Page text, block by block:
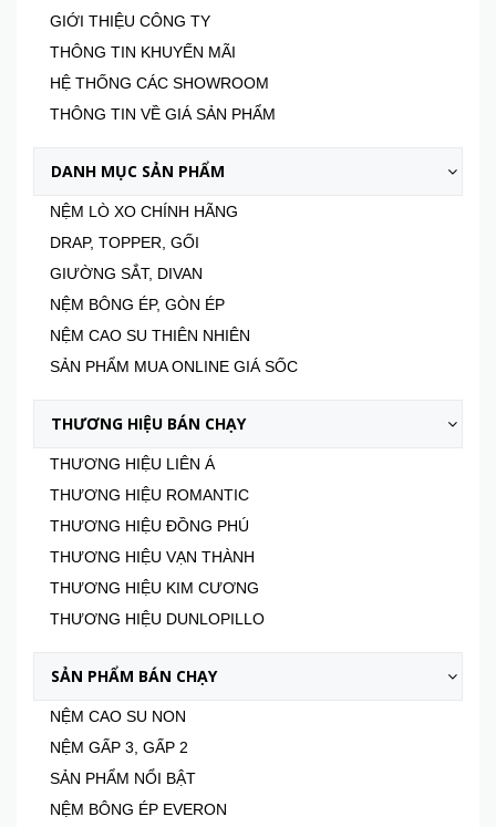
GIỚI THIỆU CÔNG TY
THÔNG TIN KHUYẾN MÃI
HỆ THỐNG CÁC SHOWROOM
THÔNG TIN VỀ GIÁ SẢN PHẨM
DANH MỤC SẢN PHẨM
NỆM LÒ XO CHÍNH HÃNG
DRAP, TOPPER, GỐI
GIƯỜNG SẮT, DIVAN
NỆM BÔNG ÉP, GÒN ÉP
NỆM CAO SU THIÊN NHIÊN
SẢN PHẨM MUA ONLINE GIÁ SỐC
THƯƠNG HIỆU BÁN CHẠY
THƯƠNG HIỆU LIÊN Á
THƯƠNG HIỆU ROMANTIC
THƯƠNG HIỆU ĐỒNG PHÚ
THƯƠNG HIỆU VẠN THÀNH
THƯƠNG HIỆU KIM CƯƠNG
THƯƠNG HIỆU DUNLOPILLO
SẢN PHẨM BÁN CHẠY
NỆM CAO SU NON
NỆM GẤP 3, GẤP 2
SẢN PHẨM NỔI BẬT
NỆM BÔNG ÉP EVERON